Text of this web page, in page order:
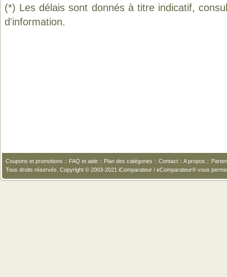
(*) Les délais sont donnés à titre indicatif,
d'information.
Coupons et promotions :: FAQ et aide :: Plan des catégories :: Contact :: A propos ::
Tous droits réservés. Copyright © 2003-2021 iComparateur / eComparateur® vous